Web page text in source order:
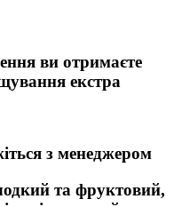
ви отримаєте
екстра
з менеджером
та фруктовий,